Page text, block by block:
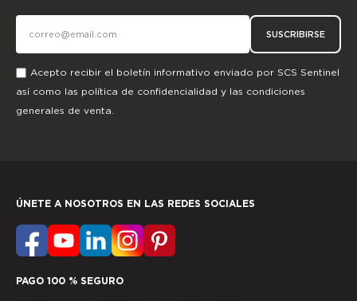
SUSCRIBIRSE
Acepto recibir el boletín informativo enviado por SCS Sentinel
así como las política de confidencialidad y las condiciones
generales de venta.
ÚNETE A NOSOTROS EN LAS REDES SOCIALES
PAGO 100 % SEGURO